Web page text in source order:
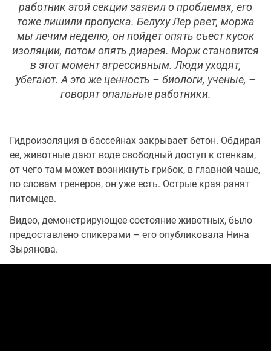
работник этой секции заявил о проблемах, его
тоже лишили пропуска. Белуху Лер рвет, моржа
мы лечим неделю, он пойдет опять съест кусок
изоляции, потом опять диарея. Морж становится
в этот момент агрессивным. Люди уходят,
убегают. А это же ценность – биологи, ученые, –
говорят опальные работники.
Гидроизоляция в бассейнах закрывает бетон. Обдирая
ее, животные дают воде свободный доступ к стенкам,
от чего там может возникнуть грибок, в главной чаше,
по словам тренеров, он уже есть. Острые края ранят
питомцев.
Видео, демонстрирующее состояние животных, было
предоставлено спикерами – его опубликовала Нина
Зырянова.